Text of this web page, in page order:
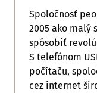
Spoločnosť
2005 ako malý
spôsobiť
S telefónom
počítaču,
cez internet